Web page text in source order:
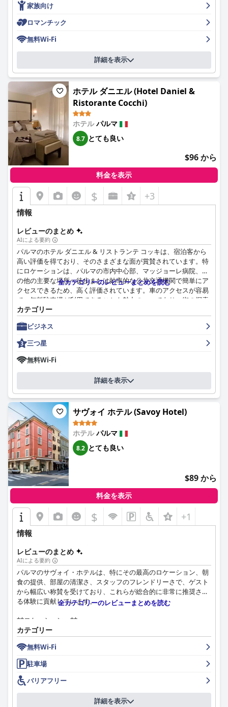
要約すると、ベストウェスタン ホテル グリーン シティは、平和
な田園地帯の環境とモダンな快適さ、そして優れたサービスを兼
ます。このホテルは、そののどかなロケーション、清潔さ、フレ
ンドリーなスタッフが際立っており、Wi-Fiやダイニング体験な
ど、改善の余地があるいくつかの分野もあります。
朝食は、パン、ケーキ、フルーツ、コールドカット、チーズ、ヨ
ーグルトなど、種類と品質が豊富で広く評価されており、特に自
家製ケーキや様々な代替ミルクが含まれている点が称賛されてい
ます。温かい料理の選択肢が少ないという批判もありますが、全
体的な評価は肯定的で、朝食は1日の素晴らしいスタートになる
ホテル内のダイニング体験は、涼しく上品な雰囲気で、卓越した
食品品質を提供するとされています。しかし、営業時間が限られ
ていることと、簡潔なメニューは欠点となる可能性があります。
宿泊客は、レストランが閉まっている週末に特に注意し、強く推
奨されているアルメデレストランのような近隣の食事場所を探す
ようアドバイスされています。
ホテルの客室については、評価が分かれています。多くの宿泊客
は、広さ、清潔さ、モダンでエレガントな内装を強調していま
す。一部の宿泊客は、客室の狭さ、騒音、時折発生するメンテナ
ンスの問題を指摘していますが、快適な寝具と手入れの行き届い
た設備により、全体的な体験は肯定的です。
スタッフは、フレンドリーさ、親切さ、プロ意識で頻繁に称賛さ
れており、ホテルでの肯定的な体験に大きく貢献しています。少
数ですが、あまり良いとは言えないやり取りの事例もあります
が、スタッフの全体的に高い評判を損なうものではないようで
す。
清潔さは強みであり、宿泊客は、完璧で手入れの行き届いた客室
とバスルームを指摘していますが、外観エリアはもっと注意が必
要であるという言及もあります。特にダイニングエリアにおい
て、ホテルが高い衛生基準にコミットしていることはよく知られ
ています。
WiFiの体験は一貫性がなく、高速インターネットサービスを楽し
める宿泊客もいれば、特に客室で接続が不安定であると報告する
宿泊客もいます。フィットネスセンターは最小限であり、より良
い設備があると良いのですが、近くにジムのオプションがありま
家族向けには、ホテルは子供やペットに適したアメニティ、清潔
で快適な設備、親切なスタッフなど、歓迎的な環境を提供してい
ます。客室の広さや朝食の種類についての小さな批判は、全体的
に肯定的な体験を損なうものではありません。
全体として、ホテル ヴィラ デュカーレは、優れたロケーショ
ン、十分な駐車場、フレンドリーなスタッフ、充実した朝食な
ど、主要な利点を持つ快適な滞在を提供していますが、ダイニン
グの柔軟性、WiFiの一貫性、客室の更新など、改善の余地があり
ます。
家族向け
ロマンチック
無料Wi-Fi
詳細を表示
ホテル ダニエル (Hotel Daniel &
Ristorante Cocchi)
ホテルパルマ
8.7 とても良い
$96 から
料金を表示
$ +3
情報
レビューのまとめ
AIによる要約
パルマのホテル ダニエル & リストランテ コッキは、宿泊客から
高い評価を得ており、そのさまざまな面が賞賛されています。特
にロケーションは、パルマの市内中心部、マッジョーレ病院、そ
の他の主要な場所へ徒歩または効率的な公共交通機関で簡単にア
クセスできるため、高く評価されています。車のアクセスが容易
で、無料駐車場が利用できることも魅力の一つであり、街の探索
や病院への訪問に最適な拠点となっています。
ホテルの朝食は、その質と種類において素晴らしい評価を受けて
います。新鮮な焼き立てのクロワッサンや自家製ペストリーか
ら、パルマハムやグルテンフリーのオプションまで、豊富な品揃
えは多様な好みに対応しています。新鮮なフルーツサラダ、ヨー
グルト、紅茶やコーヒーのセレクションは、一日の素敵なスター
トを保証します。朝食がすべての予約に含まれていないことや、
料金がやや高いと感じる宿泊客もいますが、全体的な評価は非常
に肯定的です。
リストランテ コッキでの夕食は、しばしば並外れたものとして称
賛され、多くの滞在のハイライトとなっています。ポルチーニ茸
のサラダから揚げニョッコまで、卓越した料理、そしてハイレベ
ルな調理技術と素晴らしいサービスが絶賛されています。人気が
あるため予約をお勧めしますが、高価ではあるものの、食事の質
の高さと豊富なワインリストは、その価値に見合うものです。
客室は、清潔さ、モダンなデザイン、快適さが評価されていま
す。客室は手入れが行き届いており、防音対策が施され、必要な
アメニティ、特に気の利いたミニバーが完備されています。一部
の意見では、客室の広さが狭いという声もありますが、清潔さと
全体的な快適さが、これらの懸念を軽減することがよくありま
す。
ホテル ダニエル & リストランテ コッキ全体を通して、清潔さは
一貫して称賛されており、行き届いたハウスキーピングスタッフ
のおかげで、客室と共用エリアの両方が清潔な状態に保たれてい
ます。
スタッフは、フレンドリーさ、プロ意識、そして手助けを惜しま
ない姿勢が高く評価されています。効率的な受付サービスから役
立つ案内まで、チームの努力は、歓迎的で親切な雰囲気を作り出
すのに貢献しています。ごく少数ですが、時折態度に問題がある
という意見もありましたが、ほとんどの意見は、スタッフが宿泊
客の体験に良い影響を与えていることを強調しています。
快適なベッドは、客室全体の快適さを補完し、硬めのマットレス
や枕に関するまれな意見はあるものの、宿泊客に安らかな睡眠を
保証します。ほとんどのレビューは、これらの宿泊施設によって
促進される質の高い睡眠を強調しています。
全カテゴリーのレビューまとめを読む
カテゴリー
ビジネス
三つ星
無料Wi-Fi
詳細を表示
サヴォイ ホテル (Savoy Hotel)
ホテルパルマ
8.2 とても良い
$89 から
料金を表示
$ +1
情報
レビューのまとめ
AIによる要約
パルマのサヴォイ・ホテルは、特にその最高のロケーション、朝
食の提供、部屋の清潔さ、スタッフのフレンドリーさで、ゲスト
から幅広い称賛を受けており、これらが総合的に非常に推奨され
る体験に貢献しています。
**ロケーション：**
ホテルは、鉄道駅と歴史的な旧市街の間に位置する戦略的な立地
で賞賛されており、主要な観光スポット、カフェ、ショップ、ガ
リバルディ広場へのアクセスが容易です。徒歩で市内のハイライ
トを探索できる利便性と、近くにある多くの駐車場オプション
が、全体的なゲストエクスペリエンスを向上させています。静か
でモダンな客室、行き届いたスタッフ、快適なアメニティもホテ
ルの魅力をさらに高めています。
全カテゴリーのレビューまとめを読む
カテゴリー
無料Wi-Fi
駐車場
バリアフリー
詳細を表示